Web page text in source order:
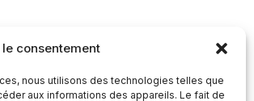
le consentement
nous utilisons des technologies telles que
aux informations des appareils. Le fait de